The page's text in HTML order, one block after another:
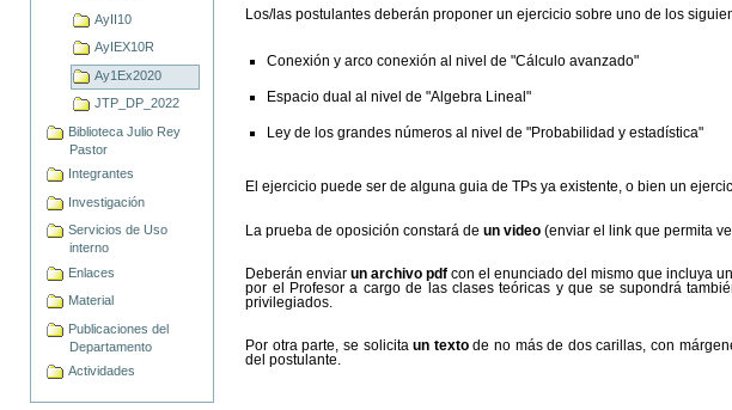
AyII10
AyIEX10R
Ay1Ex2020
JTP_DP_2022
Biblioteca Julio Rey
Pastor
Integrantes
Investigación
Servicios de Uso
interno
Enlaces
Material
Publicaciones del
Departamento
Actividades
Los/las postulantes deberán proponer un ejercicio sobre uno de los
Conexión y arco conexión al nivel de "Cálculo avanzado"
Espacio dual al nivel de "Algebra Lineal"
Ley de los grandes números al nivel de "Probabilidad y estadística"
El ejercicio puede ser de alguna guia de TPs ya existente, o bien un
La prueba de oposición constará deun video (enviar el link que permita
Deberán enviarun archivo pdf con el enunciado del mismo que incluya
por el Profesor a cargo de las clases teóricas y que se supondrá
privilegiados.
Por otra parte, se solicitaun textode no más de dos carillas, con
del postulante.